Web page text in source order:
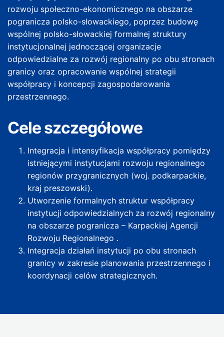
rozwoju społeczno-ekonomicznego na obszarze
pogranicza polsko-słowackiego, poprzez budowę
wspólnej polsko-słowackiej formalnej struktury
instytucjonalnej jednoczącej organizacje
odpowiedzialne za rozwój regionalny po obu stronach
granicy oraz opracowanie wspólnej strategii
współpracy i koncepcji zagospodarowania
przestrzennego.
Cele szczegółowe
Integracja i intensyfikacja współpracy pomiędzy
istniejącymi instytucjami rozwoju regionalnego
regionów przygranicznych (woj. podkarpackie,
kraj preszowski).
Utworzenie formalnych struktur współpracy
instytucji odpowiedzialnych za rozwój regionalny
na obszarze pogranicza – Karpackiej Agencji
Rozwoju Regionalnego .
Integracja działań instytucji po obu stronach
granicy w zakresie planowania przestrzennego i
koordynacji celów strategicznych.